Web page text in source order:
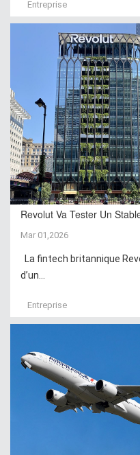
Entreprise
Revolut Va Tester Un
Mar 01,2026
La fintech britannique
d’un...
Entreprise